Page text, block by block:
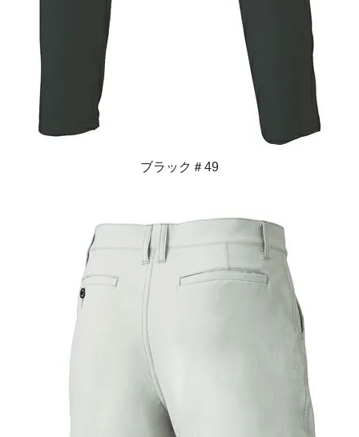
ブラック＃49